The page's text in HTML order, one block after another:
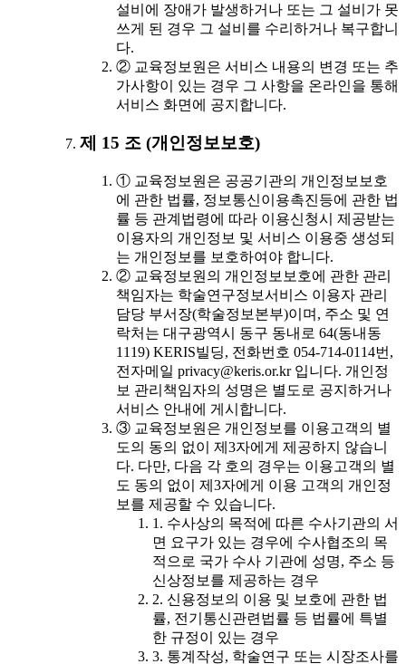
설비에 장애가 발생하거나 또는 그 설비가 못
쓰게 된 경우 그 설비를 수리하거나 복구합니
다.
② 교육정보원은 서비스 내용의 변경 또는 추
가사항이 있는 경우 그 사항을 온라인을 통해
서비스 화면에 공지합니다.
제 15 조 (개인정보보호)
① 교육정보원은 공공기관의 개인정보보호
에 관한 법률, 정보통신이용촉진등에 관한 법
률 등 관계법령에 따라 이용신청시 제공받는
이용자의 개인정보 및 서비스 이용중 생성되
는 개인정보를 보호하여야 합니다.
② 교육정보원의 개인정보보호에 관한 관리
책임자는 학술연구정보서비스 이용자 관리
담당 부서장(학술정보본부)이며, 주소 및 연
락처는 대구광역시 동구 동내로 64(동내동
1119) KERIS빌딩, 전화번호 054-714-0114번,
전자메일 privacy@keris.or.kr 입니다. 개인정
보 관리책임자의 성명은 별도로 공지하거나
서비스 안내에 게시합니다.
③ 교육정보원은 개인정보를 이용고객의 별
도의 동의 없이 제3자에게 제공하지 않습니
다. 다만, 다음 각 호의 경우는 이용고객의 별
도 동의 없이 제3자에게 이용 고객의 개인정
보를 제공할 수 있습니다.
1. 수사상의 목적에 따른 수사기관의 서
면 요구가 있는 경우에 수사협조의 목
적으로 국가 수사 기관에 성명, 주소 등
신상정보를 제공하는 경우
2. 신용정보의 이용 및 보호에 관한 법
률, 전기통신관련법률 등 법률에 특별
한 규정이 있는 경우
3. 통계작성, 학술연구 또는 시장조사를